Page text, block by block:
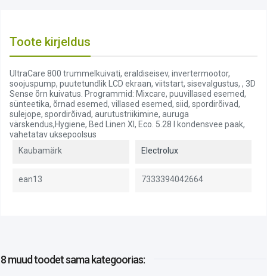
Toote kirjeldus
UltraCare 800 trummelkuivati, eraldiseisev, invertermootor,
soojuspump, puutetundlik LCD ekraan, viitstart, sisevalgustus, , 3D
Sense õrn kuivatus. Programmid: Mixcare, puuvillased esemed,
sünteetika, õrnad esemed, villased esemed, siid, spordirõivad,
sulejope, spordirõivad, aurutustriikimine, auruga
värskendus,Hygiene, Bed Linen Xl, Eco. 5.28 l kondensvee paak,
vahetatav uksepoolsus
Kaubamärk
Electrolux
ean13 7333394042664
8 muud toodetsama kategoorias: